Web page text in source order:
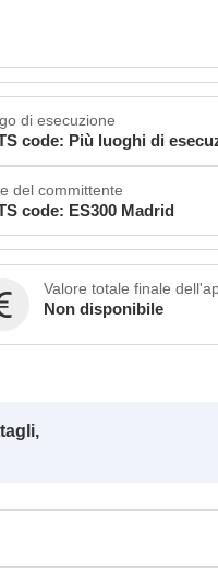
di esecuzione
code: Più luoghi di
del committente
code: ES300 Madrid
Valore totale finale
Non disponibile